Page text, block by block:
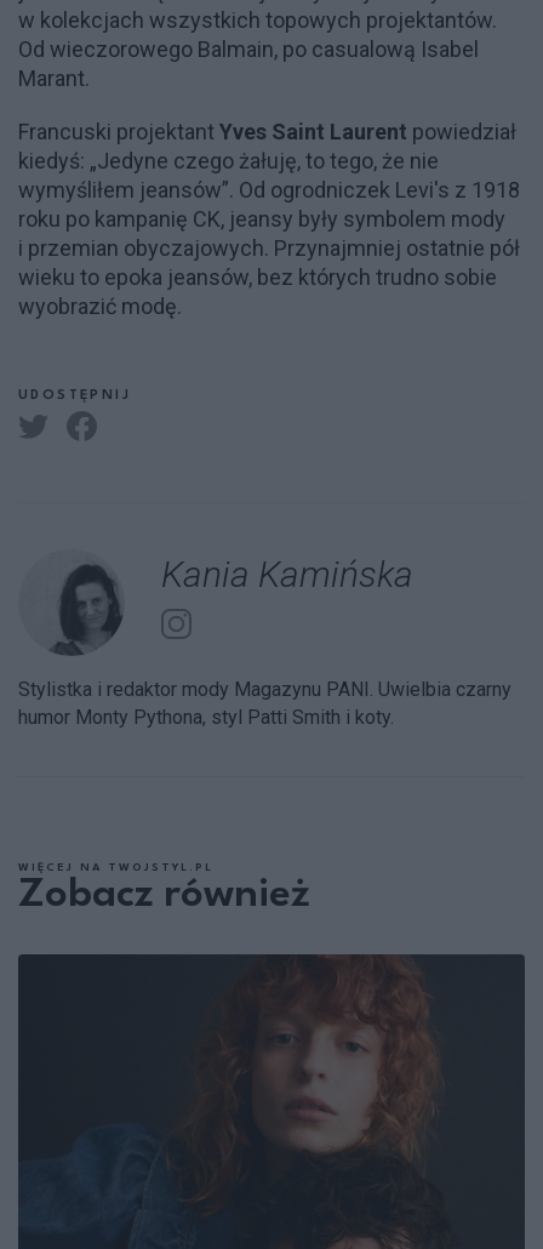
w kolekcjach wszystkich topowych projektantów.
Od wieczorowego Balmain, po casualową Isabel
Marant.
Francuski projektant Yves Saint Laurent powiedział
kiedyś: „Jedyne czego żałuję, to tego, że nie
wymyśliłem jeansów”. Od ogrodniczek Levi's z 1918
roku po kampanię CK, jeansy były symbolem mody
i przemian obyczajowych. Przynajmniej ostatnie pół
wieku to epoka jeansów, bez których trudno sobie
wyobrazić modę.
UDOSTĘPNIJ
Kania Kamińska
Stylistka i redaktor mody Magazynu PANI. Uwielbia czarny
humor Monty Pythona, styl Patti Smith i koty.
WIĘCEJ NA TWOJSTYL.PL
Zobacz również